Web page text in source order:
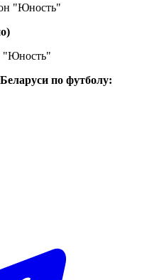
"Юность"
"Юность"
по футболу: